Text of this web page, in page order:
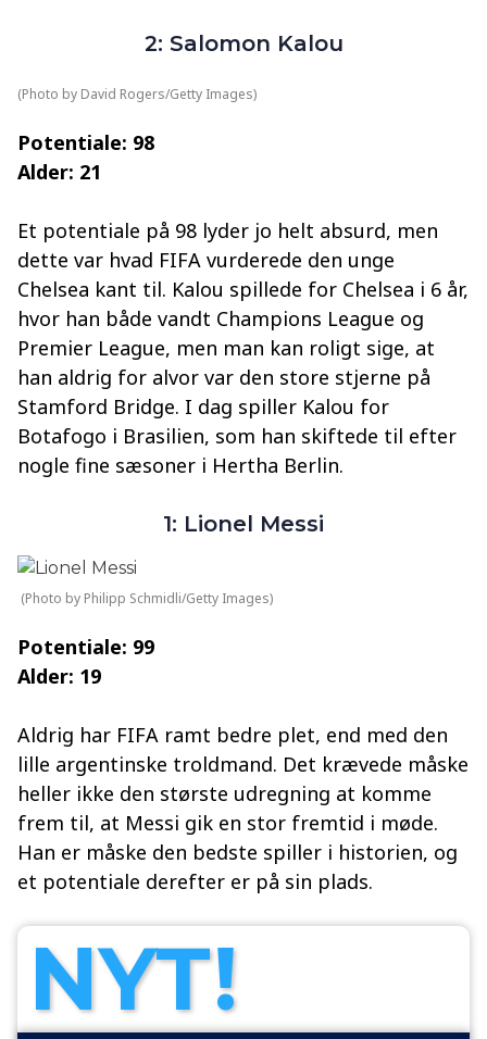
2: Salomon Kalou
(Photo by David Rogers/Getty Images)
Potentiale: 98
Alder: 21
Et potentiale på 98 lyder jo helt absurd, men
dette var hvad FIFA vurderede den unge
Chelsea kant til. Kalou spillede for Chelsea i 6 år,
hvor han både vandt Champions League og
Premier League, men man kan roligt sige, at
han aldrig for alvor var den store stjerne på
Stamford Bridge. I dag spiller Kalou for
Botafogo i Brasilien, som han skiftede til efter
nogle fine sæsoner i Hertha Berlin.
1: Lionel Messi
(Photo by Philipp Schmidli/Getty Images)
Potentiale: 99
Alder: 19
Aldrig har FIFA ramt bedre plet, end med den
lille argentinske troldmand. Det krævede måske
heller ikke den største udregning at komme
frem til, at Messi gik en stor fremtid i møde.
Han er måske den bedste spiller i historien, og
et potentiale derefter er på sin plads.
NYT!